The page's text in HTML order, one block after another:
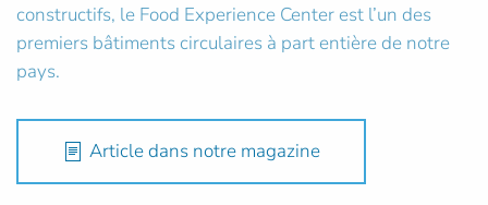
constructifs, le Food Experience Center est l’un des
premiers bâtiments circulaires à part entière de notre
pays.
Article dans notre magazine